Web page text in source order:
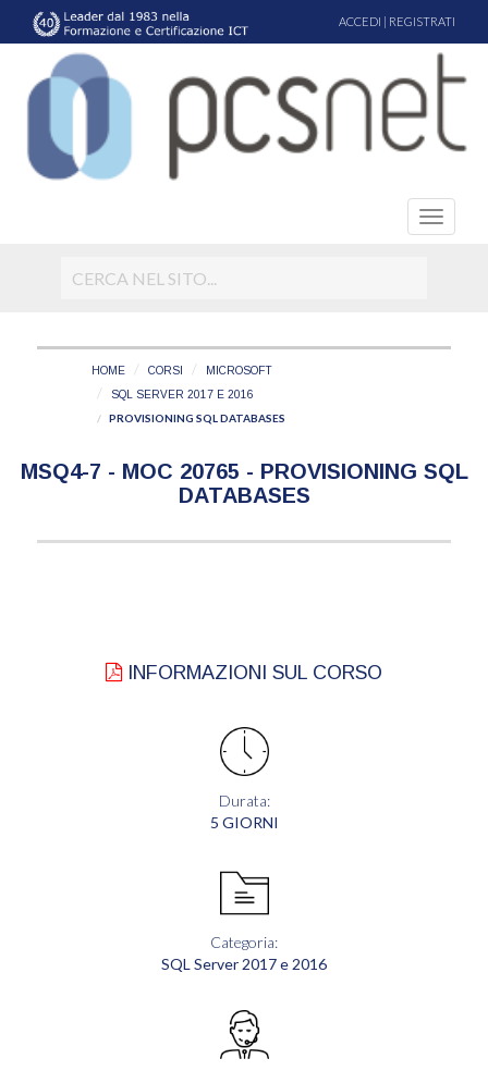
ACCEDI | REGISTRATI
HOME CORSI
MICROSOFT
SQL SERVER 2017 E 2016
PROVISIONING SQL DATABASES
MSQ4-7 - MOC 20765 - PROVISIONING SQL
DATABASES
INFORMAZIONI SUL CORSO
Durata:
5 GIORNI
Categoria:
SQL Server 2017 e 2016